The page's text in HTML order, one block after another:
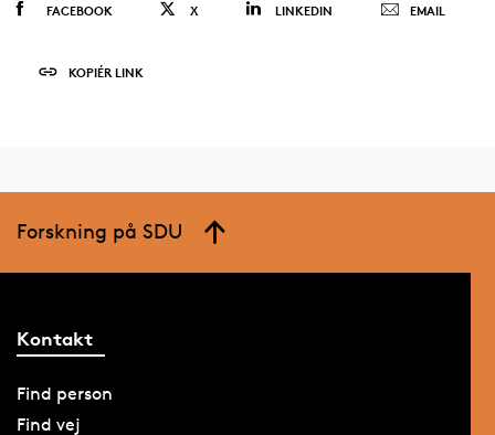
FACEBOOK X LINKEDIN EMAIL
KOPIÉR LINK
Forskning på SDU
Kontakt
Find person
Find vej